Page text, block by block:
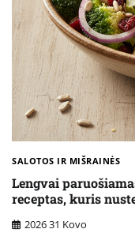
SALOTOS IR MIŠRAINĖS
Lengvai
receptas, kuris
2026 31 Kovo